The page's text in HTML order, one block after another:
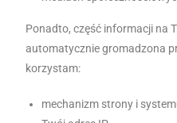
Ponadto, część informacji na
automatycznie gromadzona
korzystam:
mechanizm strony i